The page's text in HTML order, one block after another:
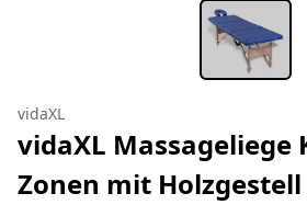
vidaXL
vidaXL Massageliege
Zonen mit Holzgestell